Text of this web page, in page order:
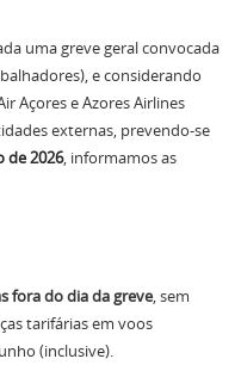
uma greve geral convocada
e considerando
Açores e Azores Airlines
externas, prevendo-se
de 2026, informamos as
fora do dia da greve, sem
tarifárias em voos
(inclusive).